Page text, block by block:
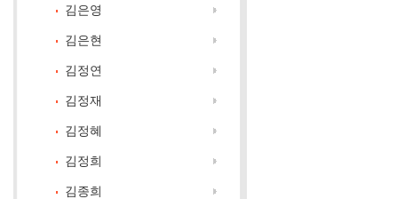
김은영
김은현
김정연
김정재
김정혜
김정희
김종희